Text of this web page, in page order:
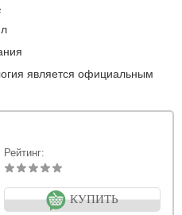
является официальным
Рейтинг:
КУПИТЬ